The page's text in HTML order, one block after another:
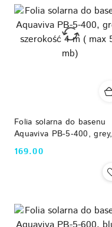
Folia solarna do basenu
Aquaviva PB-5-400, grey,
szerokość 4 m ( max 50
mb)
Cena:
169.00